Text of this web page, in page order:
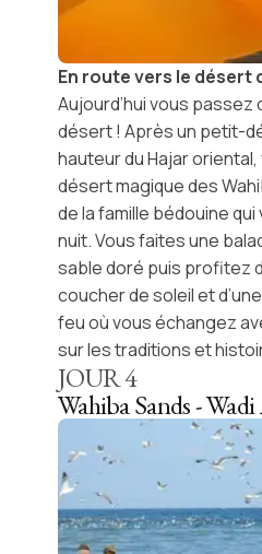
En route vers le désert
Aujourd’hui vous
désert ! Après un petit-
hauteur du Hajar
désert magique des
de la famille bédouine
nuit. Vous faites une
sable doré puis profitez
coucher de soleil et
feu où vous échangez
sur les traditions et
JOUR4
Wahiba Sands -